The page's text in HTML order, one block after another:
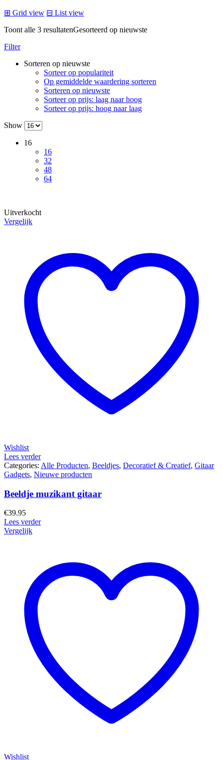
⊞ Grid view ⊟ List view
Toont alle 3 resultatenGesorteerd op nieuwste
Filter
Sorteren op nieuwste
Sorteer op populariteit
Op gemiddelde waardering sorteren
Sorteren op nieuwste
Sorteer op prijs: laag naar hoog
Sorteer op prijs: hoog naar laag
Show
16
16
32
48
64
Uitverkocht
Vergelijk
Wishlist
Lees verder
Categories: Alle Producten, Beeldjes, Decoratief & Creatief, Gitaar
Gadgets, Nieuwe producten
Beeldje muzikant gitaar
€39.95
Lees verder
Vergelijk
Wishlist